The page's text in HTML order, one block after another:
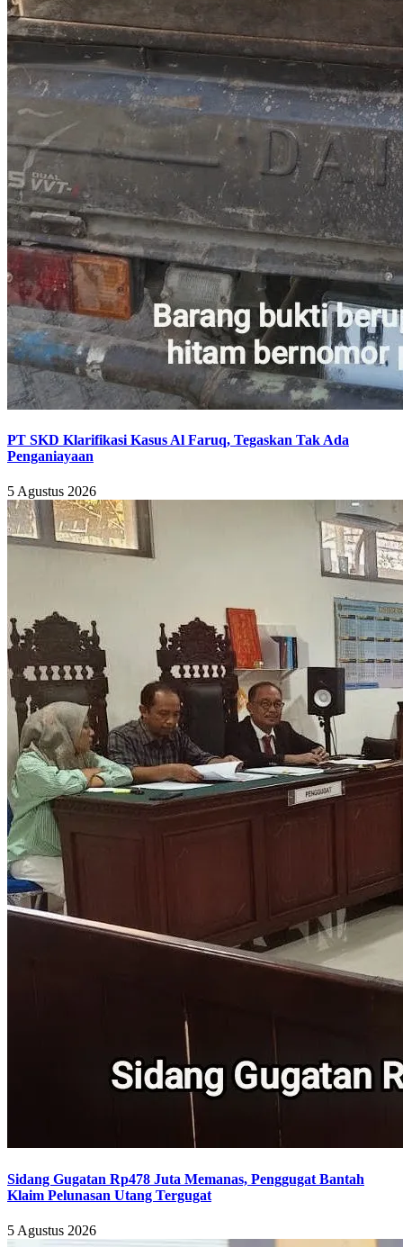
PT SKD Klarifikasi Kasus Al Faruq, Tegaskan Tak Ada
Penganiayaan
5 Agustus 2026
Sidang Gugatan Rp478 Juta Memanas, Penggugat Bantah
Klaim Pelunasan Utang Tergugat
5 Agustus 2026